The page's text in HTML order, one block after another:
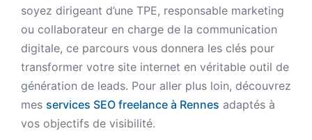
soyez dirigeant d’une TPE, responsable marketing
ou collaborateur en charge de la communication
digitale, ce parcours vous donnera les clés pour
transformer votre site internet en véritable outil de
génération de leads. Pour aller plus loin, découvrez
mes services SEO freelance à Rennes adaptés à
vos objectifs de visibilité.